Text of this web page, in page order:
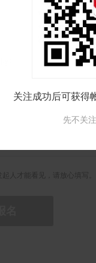
约
人才能看见，请放心填写。
关注成功后可获得
先不关